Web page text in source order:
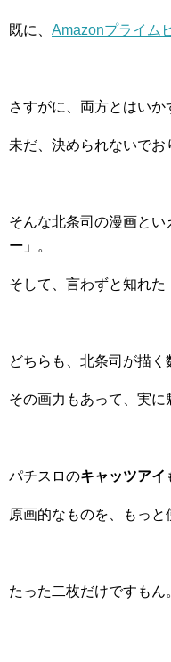
既に、 Amazonプライム
さすがに、両方とはいか
未だ、決められないでお
そんな北条司の漫画とい
ー 」。
そして、言わずと知れた
どちらも、北条司が描く
その画力もあって、実に
パチスロのキャッツアイ
原画的なものを、もっと
たった二枚だけですもん